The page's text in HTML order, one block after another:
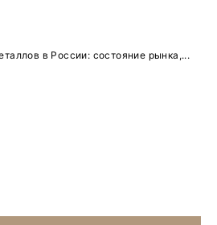
в России: состояние рынка,...